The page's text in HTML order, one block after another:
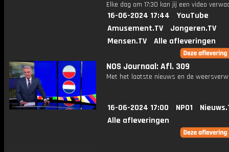
Elke dag om 17:30 kan jij een video
16-06-2024 17:44
YouTube
Amusement.TV
Jongeren.TV
Mensen.TV
Alle afleveringen
NOS Journaal: Afl. 309
Met het laatste nieuws en de
16-06-2024 17:00 NPO1
Alle afleveringen